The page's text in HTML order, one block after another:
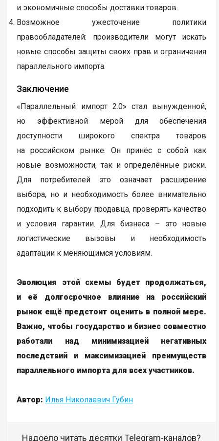
и экономичные способы доставки товаров.
Возможное ужесточение политики
правообладателей: производители могут искать
новые способы защиты своих прав и ограничения
параллельного импорта.
Заключение
«Параллельный импорт 2.0» стал вынужденной,
но эффективной мерой для обеспечения
доступности широкого спектра товаров
на российском рынке. Он принёс с собой как
новые возможности, так и определённые риски.
Для потребителей это означает расширение
выбора, но и необходимость более внимательно
подходить к выбору продавца, проверять качество
и условия гарантии. Для бизнеса – это новые
логистические вызовы и необходимость
адаптации к меняющимся условиям.
Эволюция этой схемы будет продолжаться,
и её долгосрочное влияние на российский
рынок ещё предстоит оценить в полной мере.
Важно, чтобы государство и бизнес совместно
работали над минимизацией негативных
последствий и максимизацией преимуществ
параллельного импорта для всех участников.
Автор: Илья Николаевич Губин
Надоело читать десятки Telegram-каналов?